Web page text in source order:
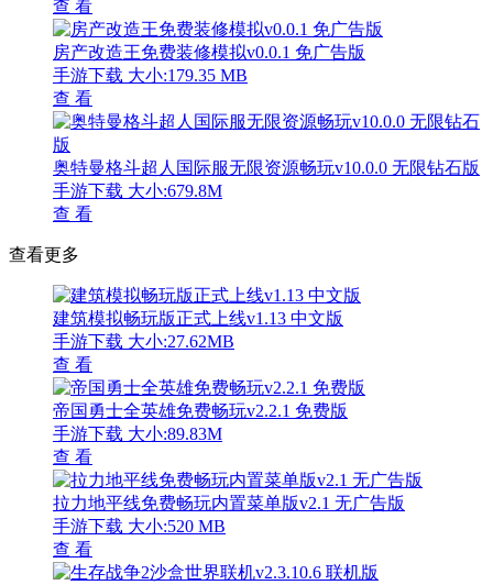
查 看
房产改造王免费装修模拟v0.0.1 免广告版
手游下载 大小:179.35 MB
查 看
奥特曼格斗超人国际服无限资源畅玩v10.0.0 无限钻石版
手游下载 大小:679.8M
查 看
查看更多
建筑模拟畅玩版正式上线v1.13 中文版
手游下载 大小:27.62MB
查 看
帝国勇士全英雄免费畅玩v2.2.1 免费版
手游下载 大小:89.83M
查 看
拉力地平线免费畅玩内置菜单版v2.1 无广告版
手游下载 大小:520 MB
查 看